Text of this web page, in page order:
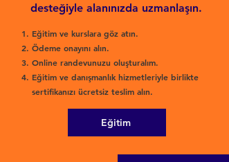
desteğiyle alanınızda uzmanlaşın.
Eğitim ve kurslara göz atın.
Ödeme onayını alın.
Online randevunuzu oluşturalım.
Eğitim ve danışmanlık hizmetleriyle birlikte
sertifikanızı ücretsiz teslim alın.
Eğitim